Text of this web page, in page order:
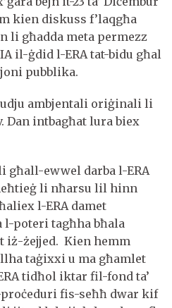
kien diskuss f’laqgħa
li għadda meta permezz
il-ġdid l-ERA tat-bidu għal
pubblika.
ambjentali oriġinali li
Dan intbagħat lura biex
għall-ewwel darba l-ERA
li nħarsu lil hinn
l-ERA damet
l-poteri tagħha bħala
iż-żejjed. Kien hemm
taġixxi u ma għamlet
tidħol iktar fil-fond ta’
fis-seħħ dwar kif